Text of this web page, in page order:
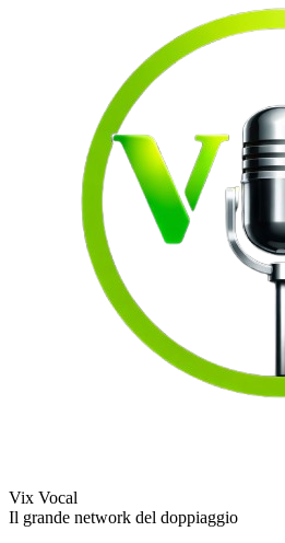
Vix Vocal
Il grande network del doppiaggio